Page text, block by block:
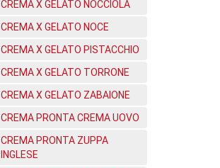
CREMA X GELATO NOCCIOLA
CREMA X GELATO NOCE
CREMA X GELATO PISTACCHIO
CREMA X GELATO TORRONE
CREMA X GELATO ZABAIONE
CREMA PRONTA CREMA UOVO
CREMA PRONTA ZUPPA
INGLESE